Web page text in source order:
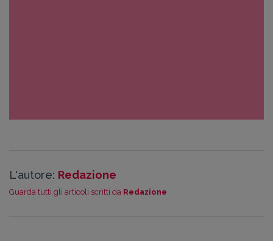
L'autore: Redazione
Guarda tutti gli articoli scritti da Redazione